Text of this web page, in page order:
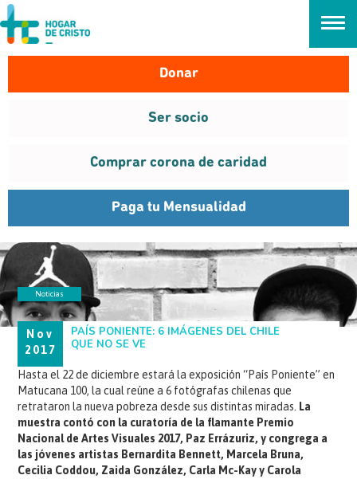
займ онлайн без проверок
Donar
Ser socio
Comprar corona de caridad
Paga tu Mensualidad
PAÍS PONIENTE
Noticias
Nov
2017
PAÍS PONIENTE: 6 IMÁGENES DEL CHILE
QUE NO SE VE
Hasta el 22 de diciembre estará la exposición “País Poniente” en
Matucana 100, la cual reúne a 6 fotógrafas chilenas que
retrataron la nueva pobreza desde sus distintas miradas.
La
muestra contó con la curatoría de la flamante Premio
Nacional de Artes Visuales 2017, Paz Errázuriz, y congrega a
las jóvenes artistas Bernardita Bennett, Marcela Bruna,
Cecilia Coddou, Zaida González, Carla Mc-Kay y Carola